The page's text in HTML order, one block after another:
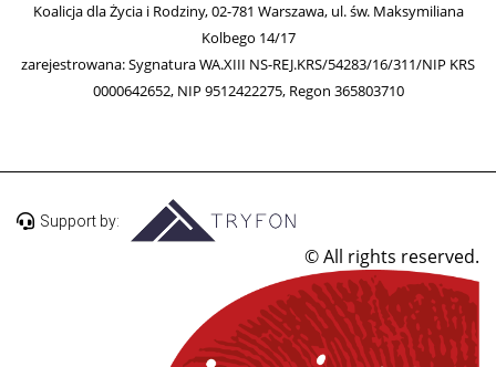
Koalicja dla Życia i Rodziny, 02-781 Warszawa, ul. św. Maksymiliana
Kolbego 14/17
zarejestrowana: Sygnatura WA.XIII NS-REJ.KRS/54283/16/311/NIP KRS
0000642652, NIP 9512422275, Regon 365803710
Support by:
© All rights reserved.